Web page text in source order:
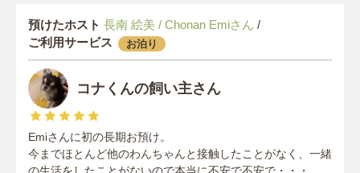
預けたホスト 長南 絵美 / Chonan Emiさん /
ご利用サービス
お泊り
コナくんの飼い主さん
Emiさんに初の長期お預け。
今までほとんど他のわんちゃんと接触したことがなく、一緒
の生活をしたことがないので本当に不安で不安で・・・